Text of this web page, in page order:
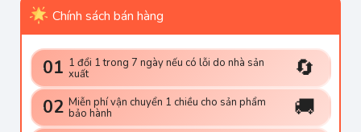
Chính sách bán hàng
01 1 đổi 1 trong 7 ngày nếu có lỗi do nhà sản
xuất 🔄
02 Miễn phí vận chuyển 1 chiều cho sản phẩm
bảo hành 🚚